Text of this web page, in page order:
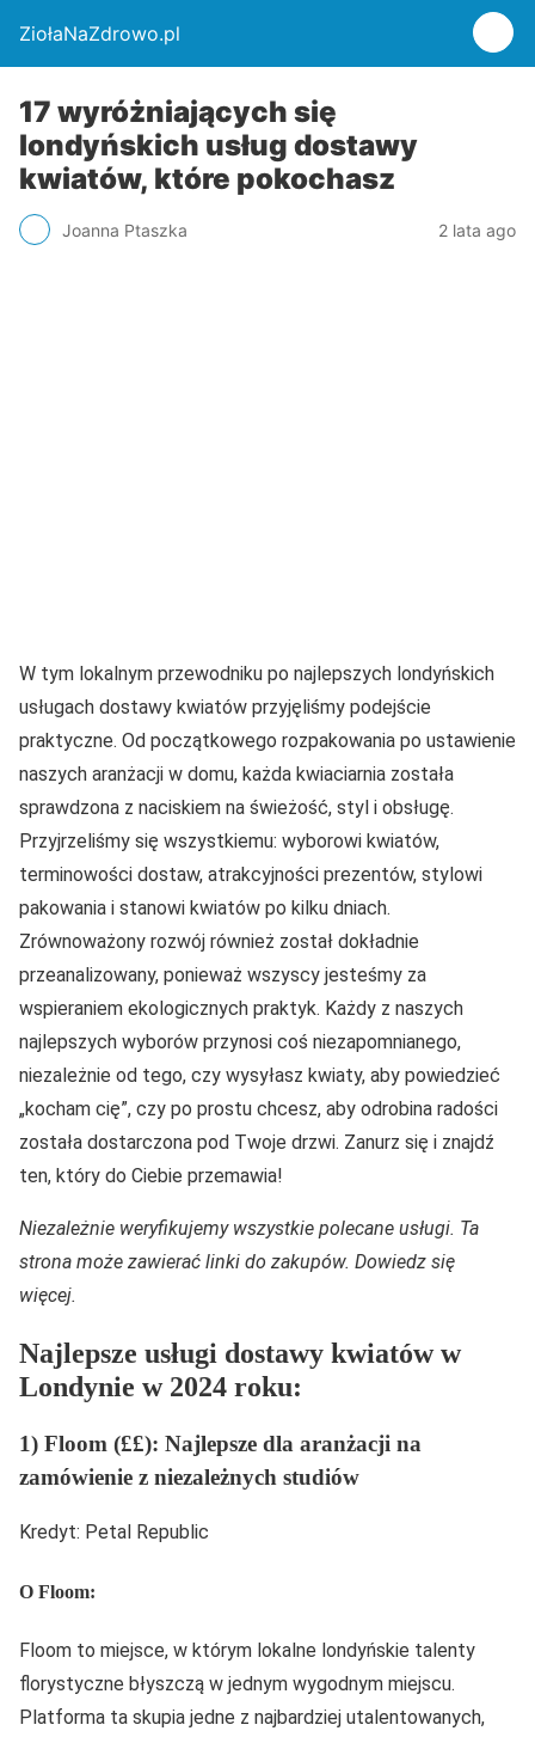
ZiołaNaZdrowo.pl
17 wyróżniających się
londyńskich usług dostawy
kwiatów, które pokochasz
Joanna Ptaszka 2 lata ago
W tym lokalnym przewodniku po najlepszych londyńskich
usługach dostawy kwiatów przyjęliśmy podejście
praktyczne. Od początkowego rozpakowania po ustawienie
naszych aranżacji w domu, każda kwiaciarnia została
sprawdzona z naciskiem na świeżość, styl i obsługę.
Przyjrzeliśmy się wszystkiemu: wyborowi kwiatów,
terminowości dostaw, atrakcyjności prezentów, stylowi
pakowania i stanowi kwiatów po kilku dniach.
Zrównoważony rozwój również został dokładnie
przeanalizowany, ponieważ wszyscy jesteśmy za
wspieraniem ekologicznych praktyk. Każdy z naszych
najlepszych wyborów przynosi coś niezapomnianego,
niezależnie od tego, czy wysyłasz kwiaty, aby powiedzieć
„kocham cię”, czy po prostu chcesz, aby odrobina radości
została dostarczona pod Twoje drzwi. Zanurz się i znajdź
ten, który do Ciebie przemawia!
Niezależnie weryfikujemy wszystkie polecane usługi. Ta
strona może zawierać linki do zakupów. Dowiedz się
więcej.
Najlepsze usługi dostawy kwiatów w
Londynie w 2024 roku:
1) Floom (££): Najlepsze dla aranżacji na
zamówienie z niezależnych studiów
Kredyt: Petal Republic
O Floom:
Floom to miejsce, w którym lokalne londyńskie talenty
florystyczne błyszczą w jednym wygodnym miejscu.
Platforma ta skupia jedne z najbardziej utalentowanych,